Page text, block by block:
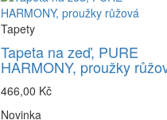
Tapety
Tapeta na zeď, PURE
HARMONY, proužky
466,00 Kč
Novinka